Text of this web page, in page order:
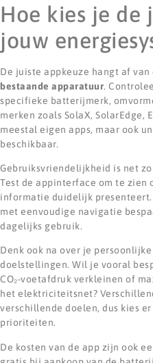
Hoe kies je de
jouw
De juiste appkeuze hangt af van
bestaande apparatuur.
specifieke batterijmerk,
merken zoals SolaX, SolarEdge,
meestal eigen apps, maar ook
beschikbaar.
Gebruiksvriendelijkheid is net
Test de appinterface om te zien
informatie duidelijk
met eenvoudige navigatie
dagelijks gebruik.
Denk ook na over je
doelstellingen. Wil je vooral
CO₂-voetafdruk verkleinen of
het elektriciteitsnet?
verschillende doelen, dus kies
prioriteiten.
De kosten van de app zijn ook